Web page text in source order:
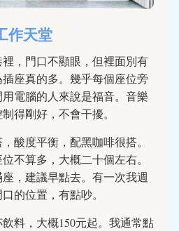
作天堂
，門口不顯眼，但裡面別有
座真的多。幾乎每個座位旁
電腦的人來說是福音。音樂
得剛好，不會干擾。
酸度平衡，配黑咖啡很搭。
不算多，大概二十個左右。
，建議早點去。有一次我週
的位置，有點吵。
料，大概150元起。我通常點